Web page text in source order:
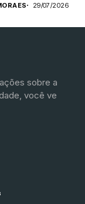
29/07/2026
sobre a
você ve